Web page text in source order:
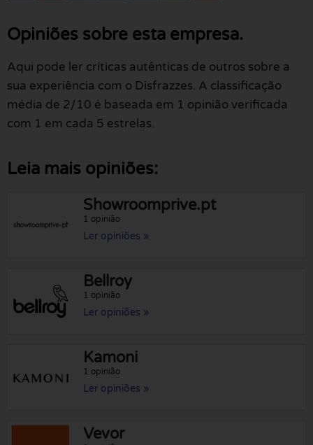
Opiniões sobre esta empresa.
Aqui pode ler críticas autênticas de outros sobre a
sua experiência com o Disfrazzes. A classificação
média de 2/10 é baseada em 1 opinião verificada
com 1 em cada 5 estrelas.
Leia mais opiniões:
Showroomprive.pt
1 opinião
Ler opiniões »
Bellroy
1 opinião
Ler opiniões »
Kamoni
1 opinião
Ler opiniões »
Vevor